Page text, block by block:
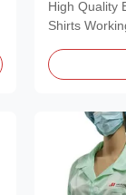
High Quality
Shirts